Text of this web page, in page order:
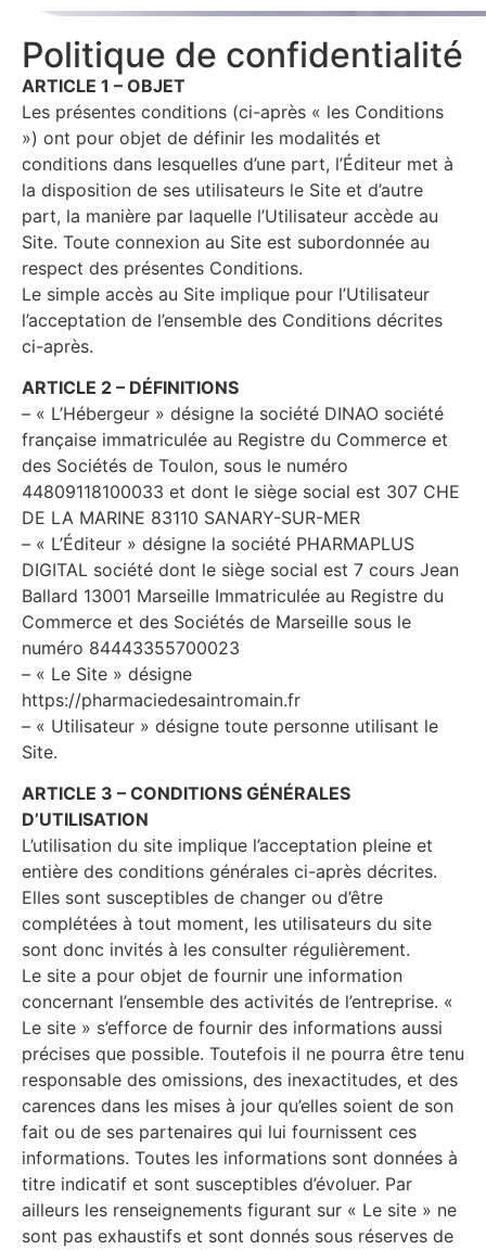
Politique de confidentialité
ARTICLE 1 – OBJET
Les présentes conditions (ci-après « les Conditions
») ont pour objet de définir les modalités et
conditions dans lesquelles d’une part, l’Éditeur met à
la disposition de ses utilisateurs le Site et d’autre
part, la manière par laquelle l’Utilisateur accède au
Site. Toute connexion au Site est subordonnée au
respect des présentes Conditions.
Le simple accès au Site implique pour l’Utilisateur
l’acceptation de l’ensemble des Conditions décrites
ci-après.
ARTICLE 2 – DÉFINITIONS
– « L’Hébergeur » désigne la société DINAO société
française immatriculée au Registre du Commerce et
des Sociétés de Toulon, sous le numéro
44809118100033 et dont le siège social est 307 CHE
DE LA MARINE 83110 SANARY-SUR-MER
– « L’Éditeur » désigne la société PHARMAPLUS
DIGITAL société dont le siège social est 7 cours Jean
Ballard 13001 Marseille Immatriculée au Registre du
Commerce et des Sociétés de Marseille sous le
numéro 84443355700023
– « Le Site » désigne
https://pharmaciedesaintromain.fr
– « Utilisateur » désigne toute personne utilisant le
Site.
ARTICLE 3 – CONDITIONS GÉNÉRALES
D’UTILISATION
L’utilisation du site implique l’acceptation pleine et
entière des conditions générales ci-après décrites.
Elles sont susceptibles de changer ou d’être
complétées à tout moment, les utilisateurs du site
sont donc invités à les consulter régulièrement.
Le site a pour objet de fournir une information
concernant l’ensemble des activités de l’entreprise. «
Le site » s’efforce de fournir des informations aussi
précises que possible. Toutefois il ne pourra être tenu
responsable des omissions, des inexactitudes, et des
carences dans les mises à jour qu’elles soient de son
fait ou de ses partenaires qui lui fournissent ces
informations. Toutes les informations sont données à
titre indicatif et sont susceptibles d’évoluer. Par
ailleurs les renseignements figurant sur « Le site » ne
sont pas exhaustifs et sont donnés sous réserves de